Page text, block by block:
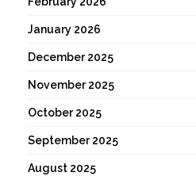
January 2026
December 2025
November 2025
October 2025
September 2025
August 2025